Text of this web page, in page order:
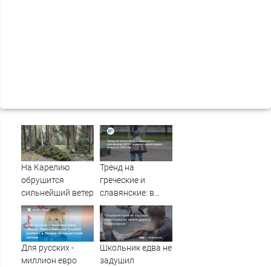
На Карелию
обрушится
сильнейший ветер
Тренд на
греческие и
славянские: в
курганском ЗАГСе
назвали самые
редкие имена за
2026 год
Для русских -
миллион евро
Школьник едва не
задушил